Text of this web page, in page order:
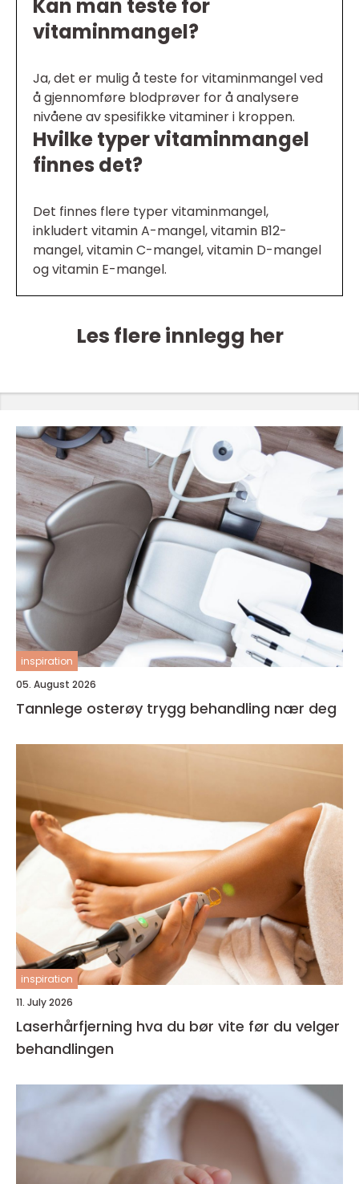
Kan man teste for
vitaminmangel?
Ja, det er mulig å teste for vitaminmangel ved
å gjennomføre blodprøver for å analysere
nivåene av spesifikke vitaminer i kroppen.
Hvilke typer vitaminmangel
finnes det?
Det finnes flere typer vitaminmangel,
inkludert vitamin A-mangel, vitamin B12-
mangel, vitamin C-mangel, vitamin D-mangel
og vitamin E-mangel.
Les flere innlegg her
inspiration
05. August 2026
Tannlege osterøy trygg behandling nær deg
inspiration
11. July 2026
Laserhårfjerning hva du bør vite før du velger
behandlingen